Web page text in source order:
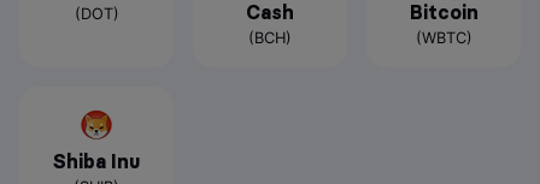
(DOT)
Cash
(BCH)
Bitcoin
(WBTC)
Shiba Inu